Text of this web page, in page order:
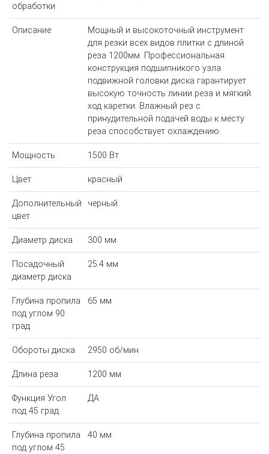
обработки
Описание
Мощный и высокоточный инструмент
для резки всех видов плитки с длиной
реза 1200мм. Профессиональная
конструкция подшипникого узла
подвижной головки диска гарантирует
высокую точность линии реза и мягкий
ход каретки. Влажный рез с
принудительной подачей воды к месту
реза способствует охлаждению.
Мощность 1500 Вт
Цвет красный
Дополнительный
цвет
черный
Диаметр диска 300 мм
Посадочный
диаметр диска
25.4 мм
Глубина пропила
под углом 90
град
65 мм
Обороты диска 2950 об/мин
Длина реза 1200 мм
Функция Угол
под 45 град
ДА
Глубина пропила
под углом 45
40 мм